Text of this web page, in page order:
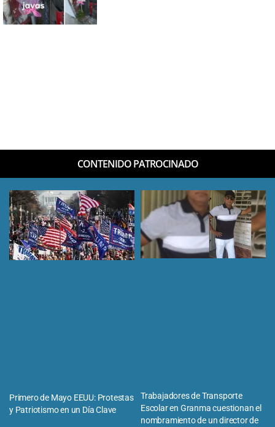
CONTENIDO PATROCINADO
Primero de Mayo EEUU: Protestas
y Patriotismo en un Día Clave
Trabajadores de Transporte
Escolar en Granma cuestionan el
nombramiento de un director de